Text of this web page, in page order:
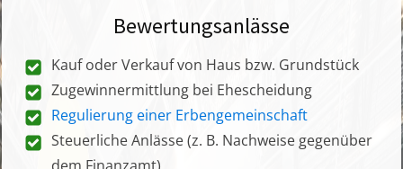
Bewertungsanlässe
Kauf oder Verkauf von Haus bzw. Grundstück
Zugewinnermittlung bei Ehescheidung
Regulierung einer Erbengemeinschaft
Steuerliche Anlässe (z. B. Nachweise gegenüber